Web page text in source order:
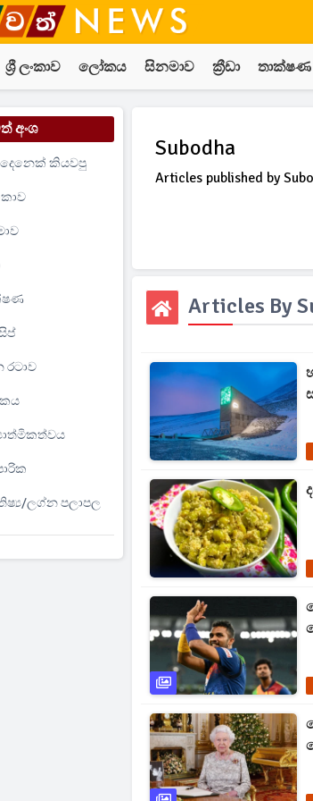
ශ්‍රී ලංකාව ලෝකය සිනමාව ක්‍රීඩා තාක්ෂණ
අංශ
දෙනෙක් කියවපු
රටාව
ලග්න පලාපල
Subodha
Articles published by
Articles By